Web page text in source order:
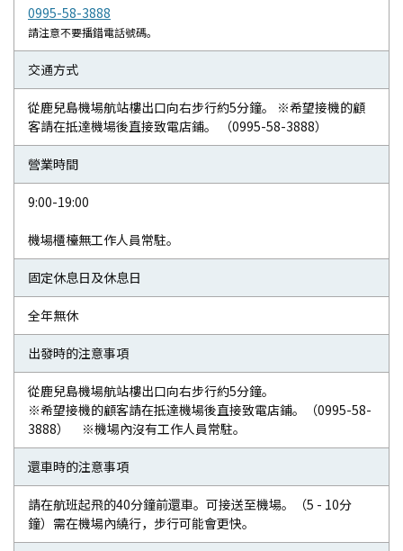
0995-58-3888
請注意不要播錯電話號碼。
交通方式
從鹿兒島機場航站樓出口向右步行約5分鐘。 ※希望接機的顧
客請在抵達機場後直接致電店鋪。 （0995-58-3888）
營業時間
9:00-19:00
機場櫃檯無工作人員常駐。
固定休息日及休息日
全年無休
出發時的注意事項
從鹿兒島機場航站樓出口向右步行約5分鐘。
※希望接機的顧客請在抵達機場後直接致電店鋪。（0995-58-
3888） ※機場內沒有工作人員常駐。
還車時的注意事項
請在航班起飛的40分鐘前還車。可接送至機場。（5 - 10分
鐘）需在機場內繞行，步行可能會更快。